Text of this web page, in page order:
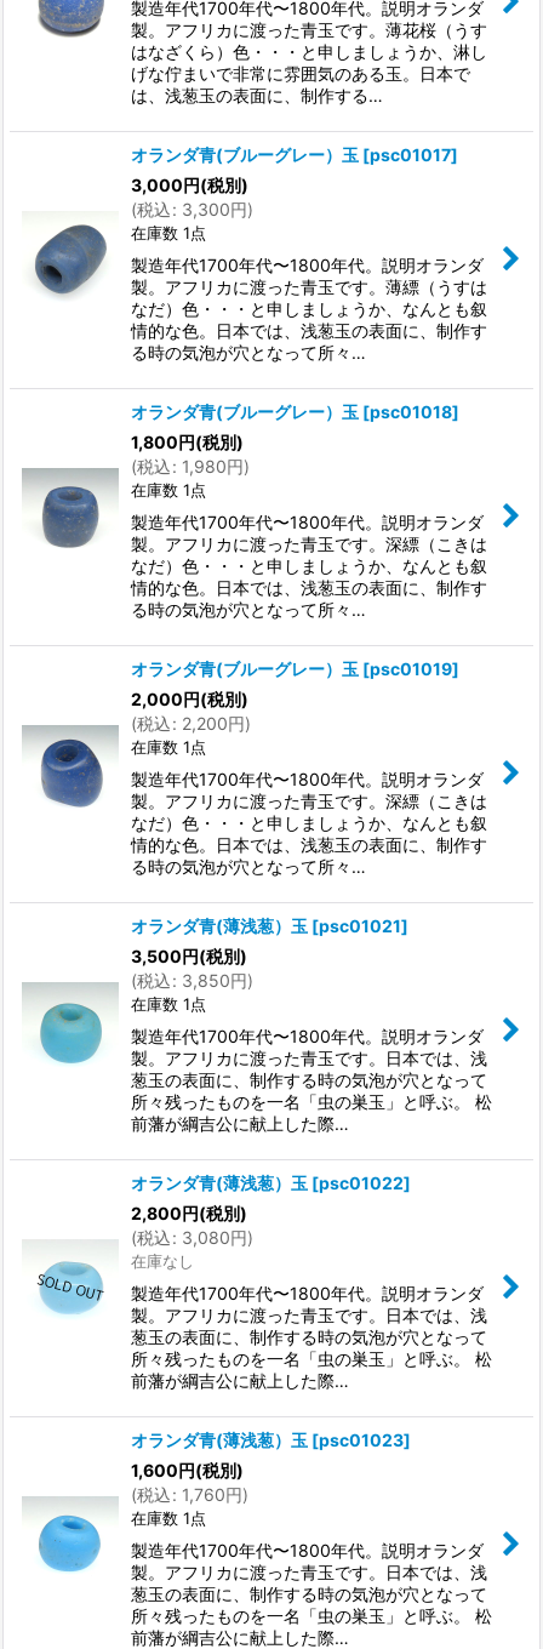
製造年代1700年代〜1800年代。説明オランダ
製。アフリカに渡った青玉です。薄花桜（うす
はなざくら）色・・・と申しましょうか、淋し
げな佇まいで非常に雰囲気のある玉。日本で
は、浅葱玉の表面に、制作する…
オランダ青(ブルーグレー）玉 [psc01017]
3,000円(税別)
(税込: 3,300円)
在庫数 1点
製造年代1700年代〜1800年代。説明オランダ
製。アフリカに渡った青玉です。薄縹（うすは
なだ）色・・・と申しましょうか、なんとも叙
情的な色。日本では、浅葱玉の表面に、制作す
る時の気泡が穴となって所々…
オランダ青(ブルーグレー）玉 [psc01018]
1,800円(税別)
(税込: 1,980円)
在庫数 1点
製造年代1700年代〜1800年代。説明オランダ
製。アフリカに渡った青玉です。深縹（こきは
なだ）色・・・と申しましょうか、なんとも叙
情的な色。日本では、浅葱玉の表面に、制作す
る時の気泡が穴となって所々…
オランダ青(ブルーグレー）玉 [psc01019]
2,000円(税別)
(税込: 2,200円)
在庫数 1点
製造年代1700年代〜1800年代。説明オランダ
製。アフリカに渡った青玉です。深縹（こきは
なだ）色・・・と申しましょうか、なんとも叙
情的な色。日本では、浅葱玉の表面に、制作す
る時の気泡が穴となって所々…
オランダ青(薄浅葱）玉 [psc01021]
3,500円(税別)
(税込: 3,850円)
在庫数 1点
製造年代1700年代〜1800年代。説明オランダ
製。アフリカに渡った青玉です。日本では、浅
葱玉の表面に、制作する時の気泡が穴となって
所々残ったものを一名「虫の巣玉」と呼ぶ。 松
前藩が綱吉公に献上した際…
オランダ青(薄浅葱）玉 [psc01022]
2,800円(税別)
(税込: 3,080円)
在庫なし
製造年代1700年代〜1800年代。説明オランダ
製。アフリカに渡った青玉です。日本では、浅
葱玉の表面に、制作する時の気泡が穴となって
所々残ったものを一名「虫の巣玉」と呼ぶ。 松
前藩が綱吉公に献上した際…
オランダ青(薄浅葱）玉 [psc01023]
1,600円(税別)
(税込: 1,760円)
在庫数 1点
製造年代1700年代〜1800年代。説明オランダ
製。アフリカに渡った青玉です。日本では、浅
葱玉の表面に、制作する時の気泡が穴となって
所々残ったものを一名「虫の巣玉」と呼ぶ。 松
前藩が綱吉公に献上した際…